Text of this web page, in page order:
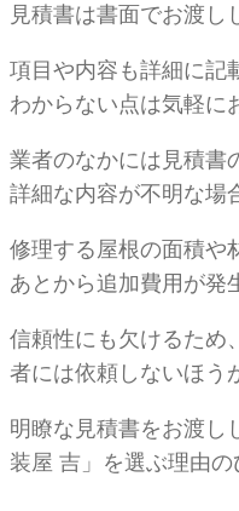
見積書は書面でお渡し
項目や内容も詳細に記
わからない点は気軽に
業者のなかには見積書
詳細な内容が不明な場
修理する屋根の面積や
あとから追加費用が発
信頼性にも欠けるため
者には依頼しないほう
明瞭な見積書をお渡し
装屋 吉」を選ぶ理由の